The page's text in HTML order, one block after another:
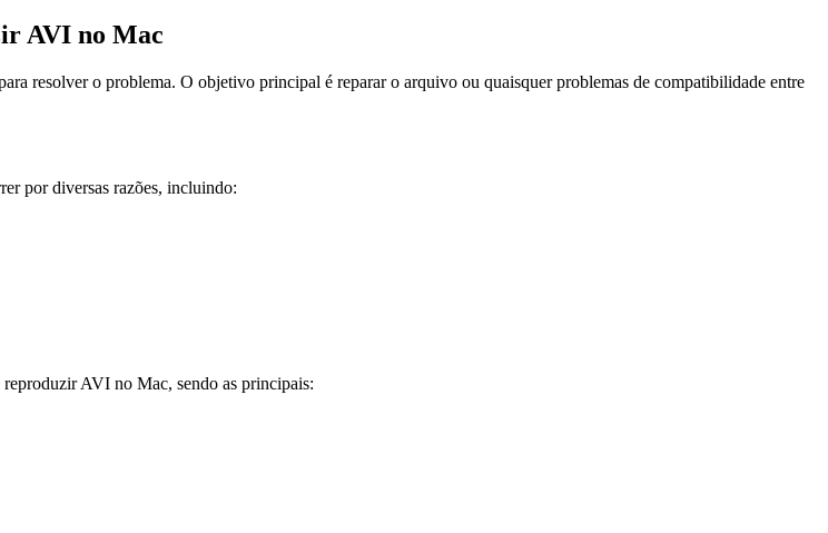
AVI no Mac
resolver o problema. O objetivo principal é reparar o arquivo ou quaisquer problemas de compatibilidade entre
por diversas razões, incluindo:
AVI no Mac, sendo as principais: